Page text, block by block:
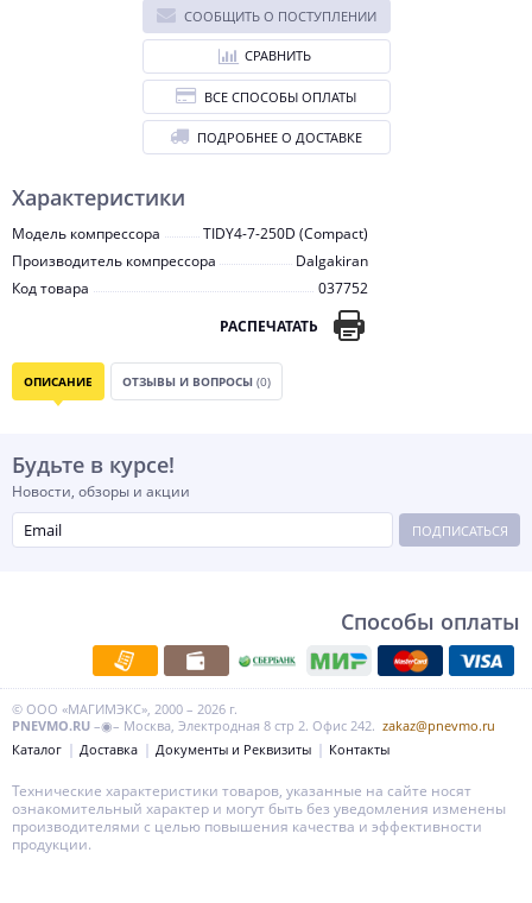
Характеристики
Модель компрессора
TIDY4-7-250D (Compact)
Производитель компрессора
Dalgakiran
Код товара
037752
РАСПЕЧАТАТЬ
СООБЩИТЬ О ПОСТУПЛЕНИИ
СРАВНИТЬ
ВСЕ СПОСОБЫ ОПЛАТЫ
ПОДРОБНЕЕ О ДОСТАВКЕ
ОПИСАНИЕ ОТЗЫВЫ И ВОПРОСЫ (0)
Будьте в курсе!
Новости, обзоры и акции
ПОДПИСАТЬСЯ
Способы оплаты
© ООО «МАГИМЭКС», 2000 – 2026 г.
PNEVMO.RU –◉– Москва, Электродная 8 стр 2. Офис 242. zakaz@pnevmo.ru
Каталог
Доставка Документы и Реквизиты Контакты
Технические характеристики товаров, указанные на сайте носят
ознакомительный характер и могут быть без уведомления изменены
производителями с целью повышения качества и эффективности
продукции.